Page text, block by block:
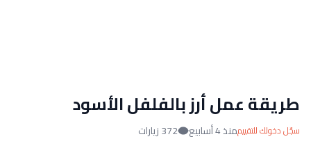
طريقة عمل أرز بالفلفل الأسود
سجّل دخولك للتقييممنذ 4 أسابيع 372 زيارات